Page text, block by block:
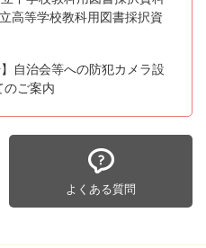
高等学校教科用図書採択資
自治会等への防犯カメラ設
のご案内
よくある質問